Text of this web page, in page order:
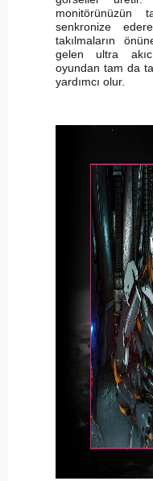
monitörünüzün
senkronize
takılmaların
gelen ultra
oyundan tam da
yardımcı olur.